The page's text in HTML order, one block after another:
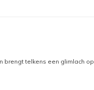
brengt telkens een glimlach op